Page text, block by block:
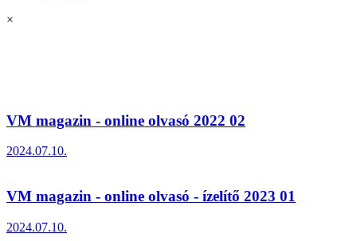
×
VM magazin - online olvasó 2022 02
2024.07.10.
VM magazin - online olvasó - ízelítő 2023 01
2024.07.10.